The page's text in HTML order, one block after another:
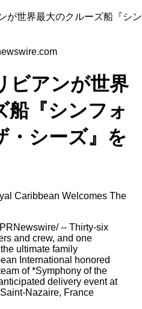
が世界最大のクルーズ船『シン
ビアンが世界
船『シンフォ
・シーズ』を
Caribbean Welcomes The
-- Thirty-six
and crew, and one
ultimate family
International honored
of *Symphony of the
delivery event at
Nazaire, France